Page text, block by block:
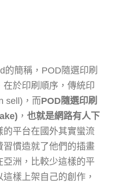
的簡稱， POD隨選印刷
於印刷順序，傳統印
sell)，而POD隨選印刷
， 也就是網路有人下
的平台在國外其實蠻流
慣造就了他們的插畫
洲，比較少這樣的平
樣上架自己的創作，